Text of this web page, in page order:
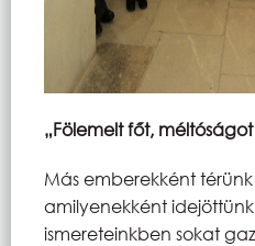
„Fölemelt főt,
Más emberekként
amilyenekként
ismereteinkben sokat